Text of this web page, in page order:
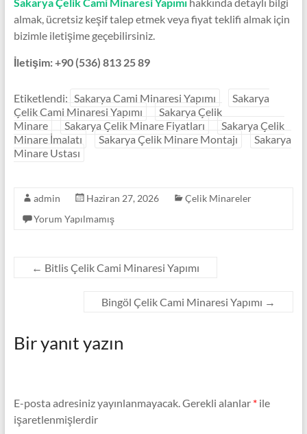
almak, ücretsiz keşif talep etmek veya fiyat teklifi almak için
bizimle iletişime geçebilirsiniz.
İletişim:+90 (536) 813 25 89
Etiketlendi: Sakarya Cami Minaresi Yapımı
Sakarya
Çelik Cami Minaresi Yapımı
Sakarya Çelik
Minare
Sakarya Çelik Minare Fiyatları
Sakarya Çelik
Minare İmalatı
Sakarya Çelik Minare Montajı
Sakarya
Minare Ustası
admin Haziran 27, 2026
Çelik Minareler
Yorum Yapılmamış
← Bitlis Çelik Cami Minaresi Yapımı
Bingöl Çelik Cami Minaresi Yapımı →
Bir yanıt yazın
E-posta adresiniz yayınlanmayacak.Gerekli alanlar *ile
işaretlenmişlerdir